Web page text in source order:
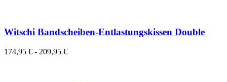
Witschi Bandscheiben-Entlastungskissen Double
174,95 € - 209,95 €